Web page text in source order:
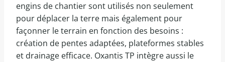
engins de chantier sont utilisés non seulement
pour déplacer la terre mais également pour
façonner le terrain en fonction des besoins :
création de pentes adaptées, plateformes stables
et drainage efficace. Oxantis TP intègre aussi le